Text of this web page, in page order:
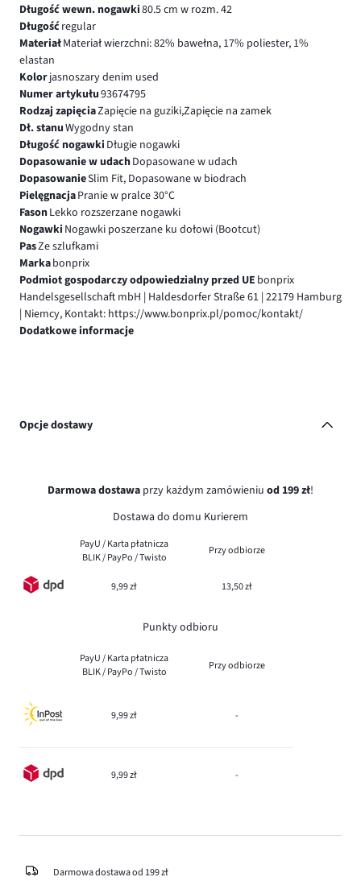
Długość wewn. nogawki80.5 cm w rozm. 42
Długośćregular
MateriałMateriał wierzchni: 82% bawełna, 17% poliester, 1%
elastan
Kolorjasnoszary denim used
Numer artykułu93674795
Rodzaj zapięciaZapięcie na guziki,Zapięcie na zamek
Dł. stanuWygodny stan
Długość nogawki Długie nogawki
Dopasowanie w udachDopasowane w udach
DopasowanieSlim Fit, Dopasowane w biodrach
PielęgnacjaPranie w pralce 30°C
FasonLekko rozszerzane nogawki
Nogawki Nogawki poszerzane ku dołowi (Bootcut)
PasZe szlufkami
Markabonprix
Podmiot gospodarczy odpowiedzialny przed UE bonprix
Handelsgesellschaft mbH | Haldesdorfer Straße 61 | 22179 Hamburg
| Niemcy, Kontakt: https://www.bonprix.pl/pomoc/kontakt/
Dodatkowe informacje
Opcje dostawy
Darmowa dostawa przy każdym zamówieniu od 199 zł!
Dostawa do domu Kurierem
PayU / Karta płatnicza
BLIK / PayPo / Twisto
Przy odbiorze
9,99 zł 13,50 zł
Punkty odbioru
PayU / Karta płatnicza
BLIK / PayPo / Twisto
Przy odbiorze
9,99 zł -
9,99 zł -
Darmowa dostawa od 199 zł